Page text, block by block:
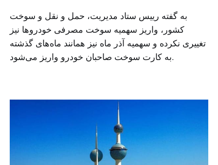
به گفته رییس ستاد مدیریت، حمل و نقل و سوخت
کشور، واریز سهمیه سوخت مصرفی خودروها نیز
تغییری نکرده و سهمیه آذر ماه نیز همانند ماه‌های گذشته
به کارت سوخت صاحبان خودرو واریز می‌شود.